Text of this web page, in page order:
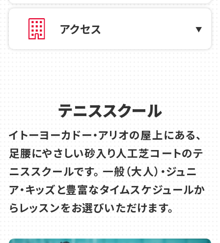
2026.07.30 テニス
8/1（土）8/2（日）限定 テニススクール無
夏のストリングスキャンペーンのお知らせ
2026.07.23 テニス
8月期 テニス体験会のご案内
2026.07.23 テニス
8月 特別イベント ピックルボール体験
会のお知らせ
アクセス
テニススクール
イトーヨーカドー・アリオの屋上にある、
足腰にやさしい砂入り人工芝コートのテ
ニススクールです。 一般（大人）・ジュニ
ア・キッズと豊富なタイムスケジュールか
らレッスンをお選びいただけます。